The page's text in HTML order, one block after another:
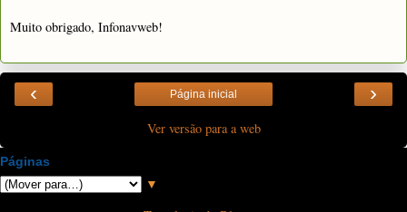
Muito obrigado, Infonavweb!
‹ ›
Página inicial
Ver versão para a web
Páginas
▼